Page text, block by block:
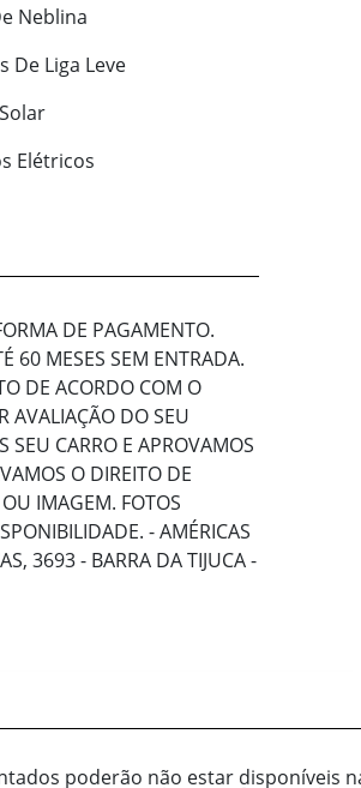
Neblina
De Liga Leve
Elétricos
DE PAGAMENTO.
60 MESES SEM ENTRADA.
DE ACORDO COM O
AVALIAÇÃO DO SEU
SEU CARRO E APROVAMOS
O DIREITO DE
IMAGEM. FOTOS
- AMÉRICAS
3693 - BARRA DA TIJUCA -
poderão não estar disponíveis